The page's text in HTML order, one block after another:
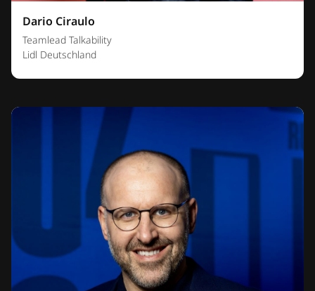
Dario Ciraulo
Teamlead Talkability
Lidl Deutschland